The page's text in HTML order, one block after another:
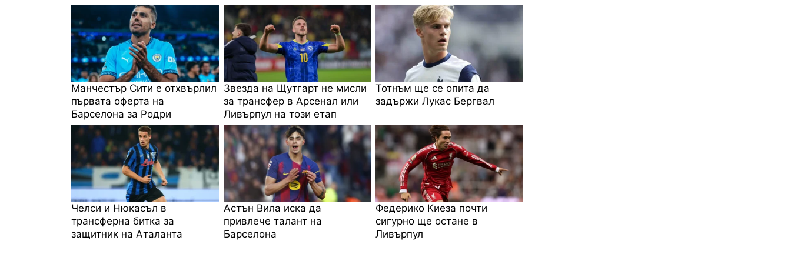
Манчестър Сити е отхвърлил
първата оферта на
Барселона за Родри
Звезда на Щутгарт не мисли
за трансфер в Арсенал или
Ливърпул на този етап
Тотнъм ще се опита да
задържи Лукас Бергвал
Челси и Нюкасъл в
трансферна битка за
защитник на Аталанта
Астън Вила иска да
привлече талант на
Барселона
Федерико Киеза почти
сигурно ще остане в
Ливърпул